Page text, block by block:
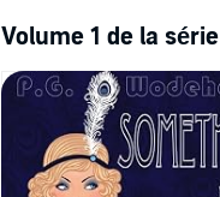
Volume 1 de la série